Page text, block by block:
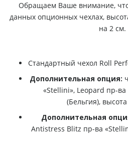
Обращаем Ваше внимание,
данных опционных чехлах,
на 2 см.
Стандартный чехол Roll
Дополнительная опция:
«Stellini», Leopard пр-ва
(Бельгия),
Дополнительная
Antistress Blitz пр-ва